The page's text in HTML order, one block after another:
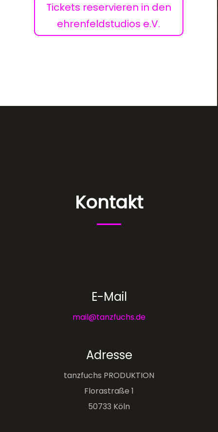
Tickets reservieren in den
ehrenfeldstudios e.V.
Kontakt
E-Mail
mail@tanzfuchs.de
Adresse
tanzfuchs PRODUKTION
Florastraße 1
50733 Köln